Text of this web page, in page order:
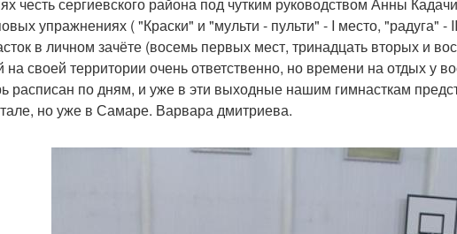
упражнениях ( "Краски" и "мульти - пульти" - I место, "радуга" -
в личном зачёте (восемь первых мест, тринадцать вторых и
на своей территории очень ответственно, но времени на отдых у
расписан по дням, и уже в эти выходные нашим гимнасткам
но уже в Самаре. Варвара дмитриева.